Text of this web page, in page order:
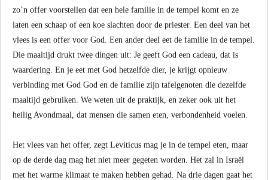
zo’n offer voorstellen dat een hele familie in de tempel komt en ze
laten een schaap of een koe slachten door de priester. Een deel van het
vlees is een offer voor God. Een ander deel eet de familie in de tempel.
Die maaltijd drukt twee dingen uit: Je geeft God een cadeau, dat is
waardering. En je eet met God hetzelfde dier, je krijgt opnieuw
verbinding met God God en de familie zijn tafelgenoten die dezelfde
maaltijd gebruiken. We weten uit de praktijk, en zeker ook uit het
heilig Avondmaal, dat mensen die samen eten, verbondenheid voelen.
Het vlees van het offer, zegt Leviticus mag je in de tempel eten, maar
op de derde dag mag het niet meer gegeten worden. Het zal in Israël
met het warme klimaat te maken hebben gehad. Na drie dagen gaat het